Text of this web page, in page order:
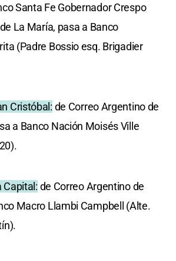
Santa Fe Gobernador Crespo
La María, pasa a Banco
(Padre Bossio esq. Brigadier
Cristóbal: de Correo Argentino de
a Banco Nación Moisés Ville
Capital: de Correo Argentino de
Macro Llambi Campbell (Alte.